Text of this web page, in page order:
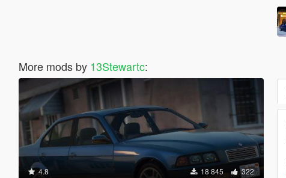
More mods by 13Stewartc:
4.8 18 845 322